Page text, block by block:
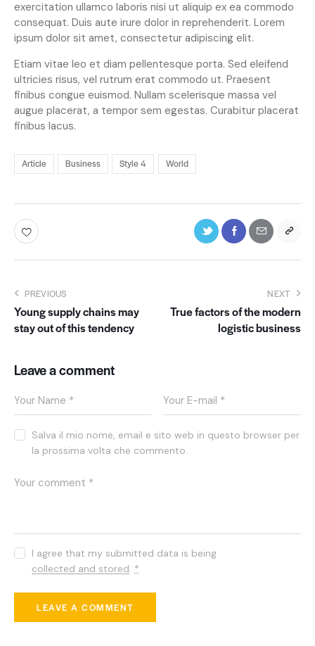
exercitation ullamco laboris nisi ut aliquip ex ea commodo
consequat. Duis aute irure dolor in reprehenderit. Lorem
ipsum dolor sit amet, consectetur adipiscing elit.
Etiam vitae leo et diam pellentesque porta. Sed eleifend
ultricies risus, vel rutrum erat commodo ut. Praesent
finibus congue euismod. Nullam scelerisque massa vel
augue placerat, a tempor sem egestas. Curabitur placerat
finibus lacus.
Article Business Style 4 World
PREVIOUS
Young supply chains may
stay out of this tendency
NEXT
True factors of the modern
logistic business
Leave a comment
Salva il mio nome, email e sito web in questo browser per
la prossima volta che commento.
I agree that my submitted data is being
collected and stored. *